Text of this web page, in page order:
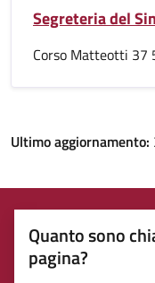
Segreteria del
Corso Matteotti 37
Ultimo aggiornamento:
Quanto sono
pagina?